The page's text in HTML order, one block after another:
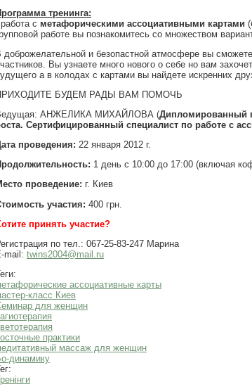
тренинга:
с метафорическими ассоциативными картами
работе вы познакомитесь со множеством
доброжелательной и безопастной атмосфере вы
Вы узнаете много нового о себе но вам
а в колодах с картами вы найдете искренних
БУДЕМ РАДЫ ВАМ ПОМОЧЬ
АНЖЕЛИКА МИХАЙЛОВА (Дипломированный
Сертифицированный специалист по работе с
проведения: 22 января 2012 г.
1 день с 10:00 до 17:00 (включая
проведение: г. Киев
участия: 400 грн.
принять участие?
по тел.: 067-25-83-247 Марина
mail: twins2004@mail.ru
ассоциативные карты
класс Киев
для женщин
практики
массаж для женщин
динамику